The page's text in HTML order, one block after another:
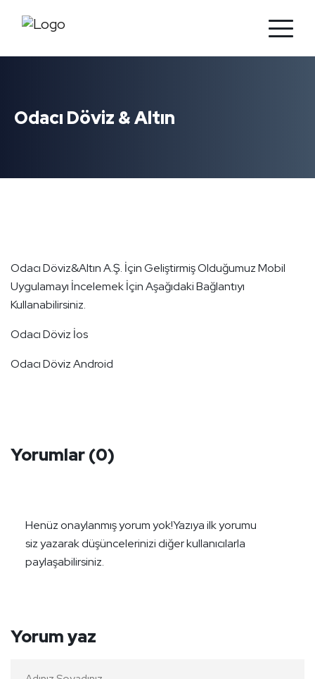
Odacı Döviz & Altın
Odacı Döviz&Altın A.Ş. İçin Geliştirmiş Olduğumuz Mobil
Uygulamayı İncelemek İçin Aşağıdaki Bağlantıyı
Kullanabilirsiniz.
Odacı Döviz İos
Odacı Döviz Android
Yorumlar(0)
Henüz onaylanmış yorum yok!Yazıya ilk yorumu
siz yazarak düşüncelerinizi diğer kullanıcılarla
paylaşabilirsiniz.
Yorum yaz